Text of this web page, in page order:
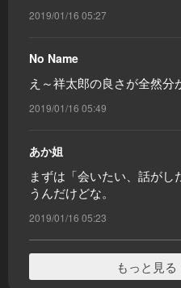
2019/01/16 05:27
No Name
え～祥太郎の良さが全然分
2019/01/16 05:49
あか姐
まずは「会いたい、話が
うんだけどな。
2019/01/16 05:23
もっと見る